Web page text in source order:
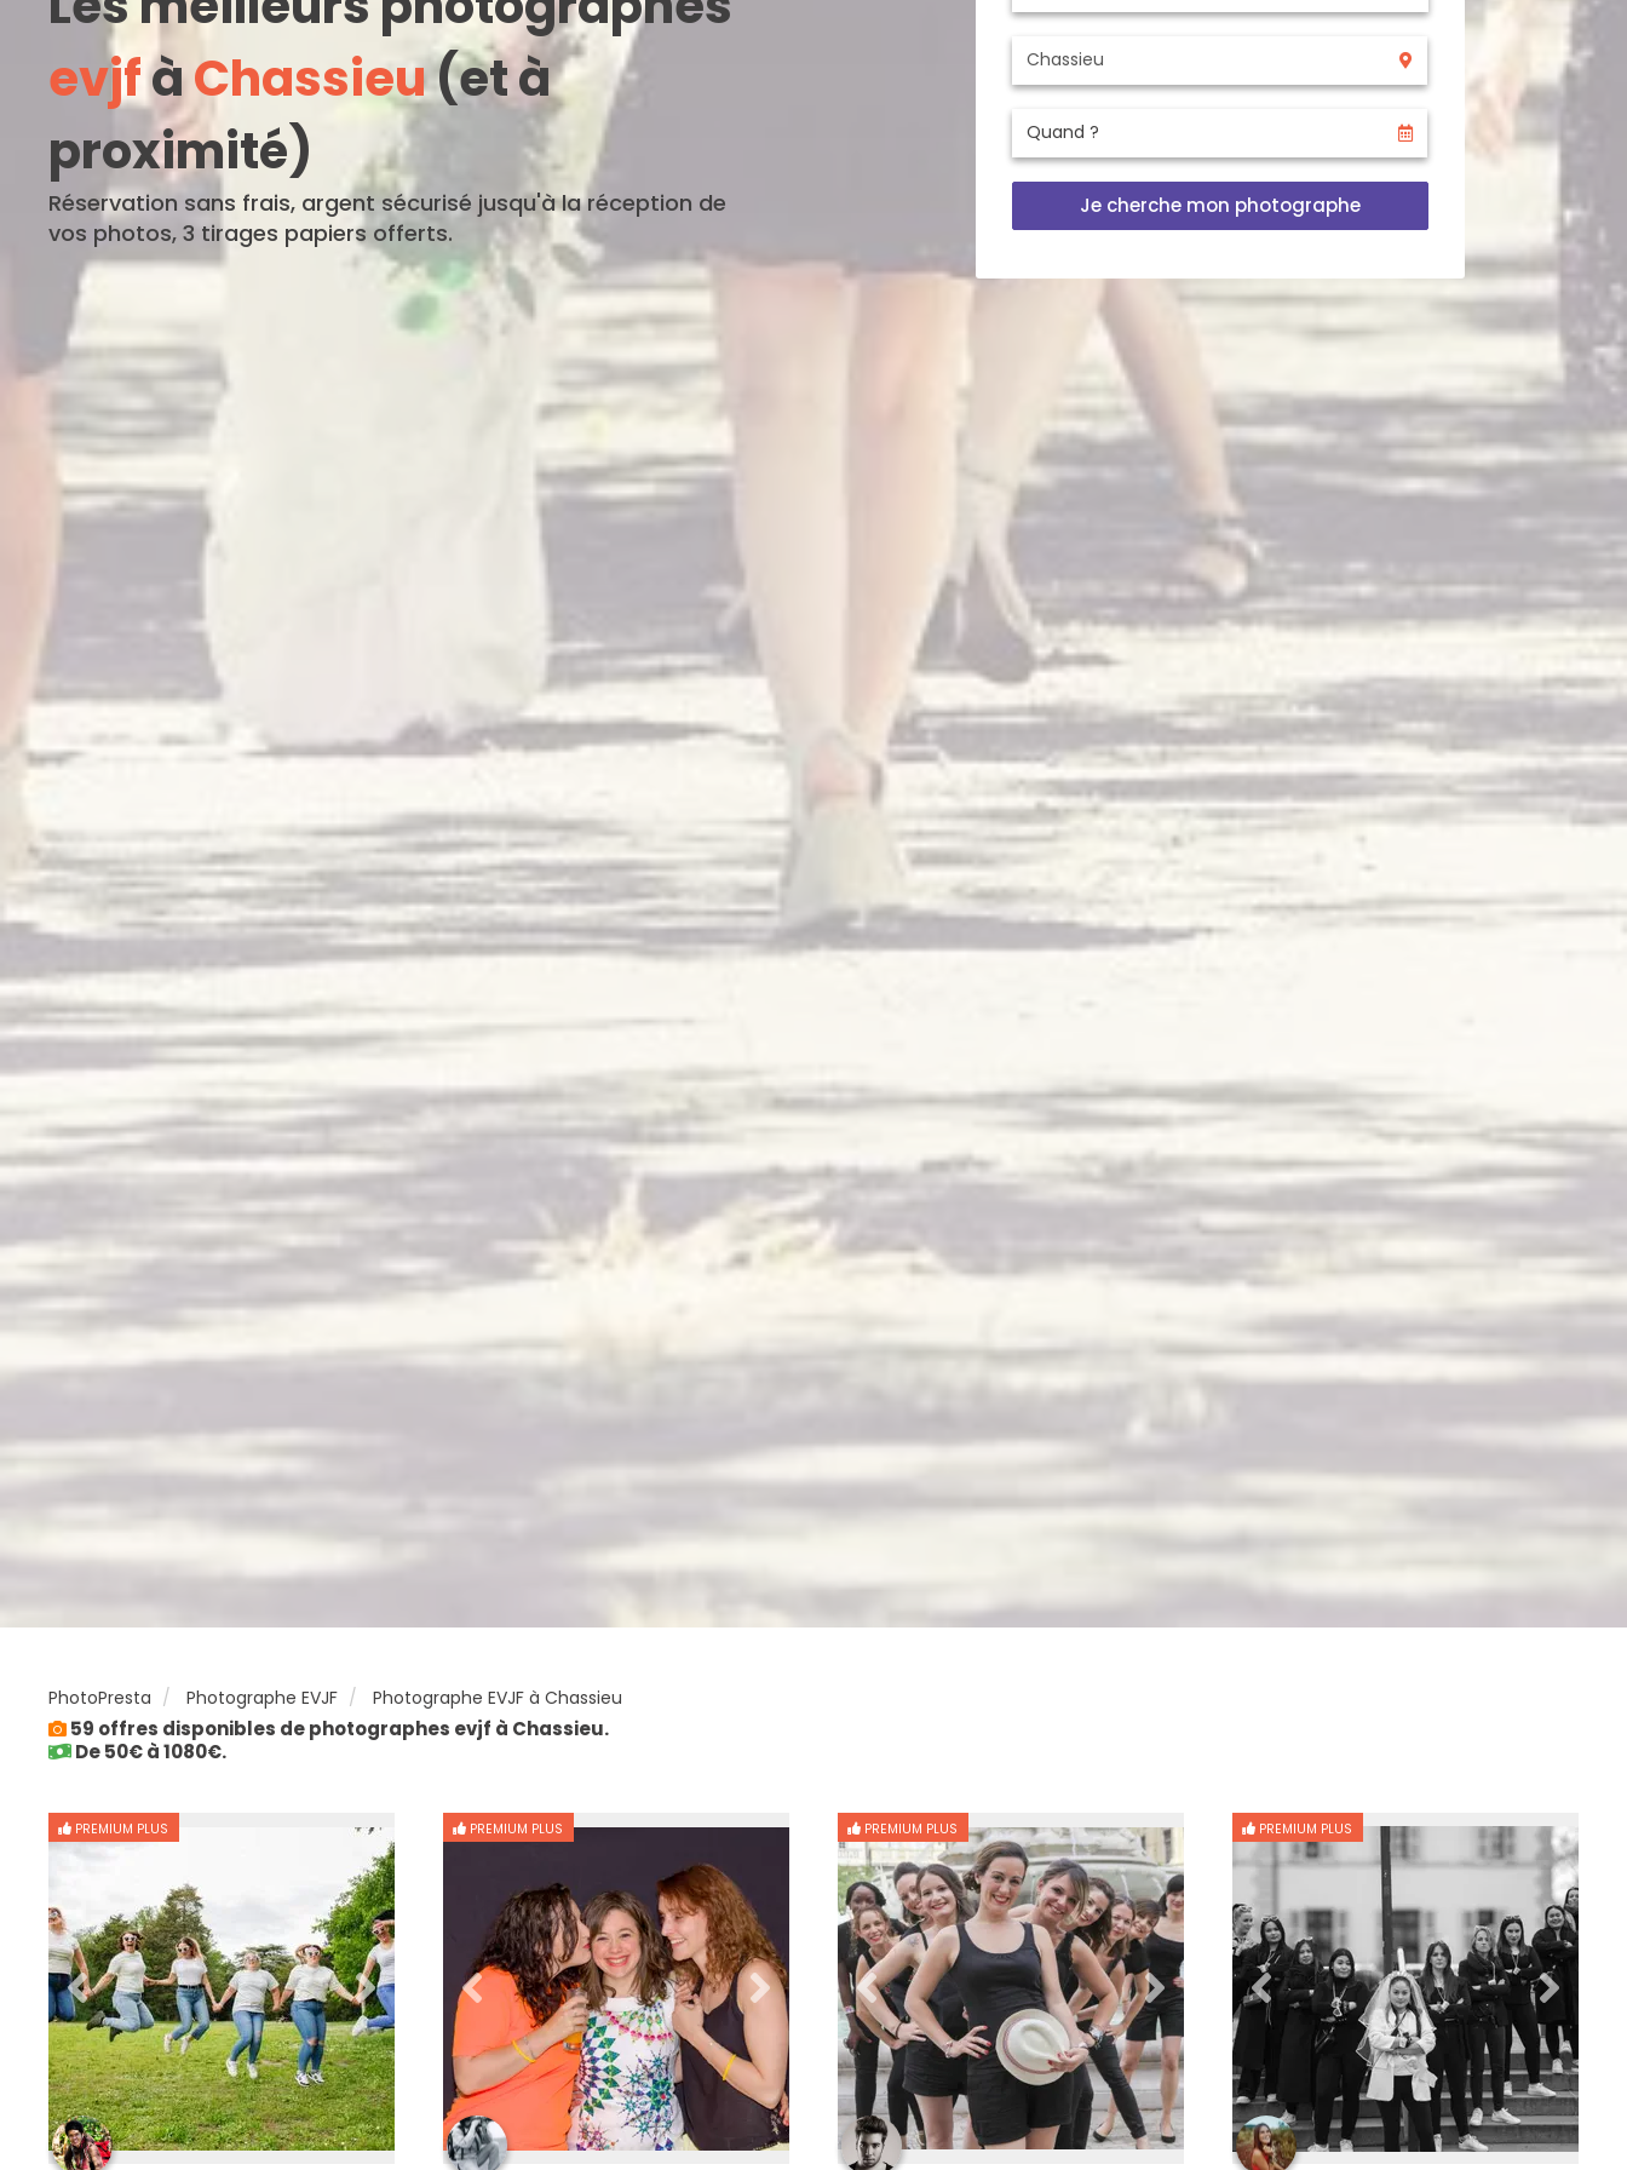
evjfàChassieu(et à
proximité)
Réservation sans frais, argent sécurisé jusqu'à la réception de
vos photos, 3 tirages papiers offerts.
Je cherche mon photographe
PhotoPresta Photographe EVJF Photographe EVJF à Chassieu
59 offres disponibles de photographes evjf à Chassieu.
De 50€ à 1080€.
PREMIUM PLUS PREMIUM PLUS PREMIUM PLUS PREMIUM PLUS